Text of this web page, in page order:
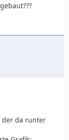
der da runter